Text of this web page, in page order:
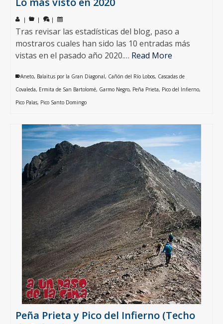
| | |
Tras revisar las estadísticas del blog, paso a
mostraros cuales han sido las 10 entradas más
vistas en el pasado año 2020.… Read More
Aneto, Balaitus por la Gran Diagonal, Cañón del Río Lobos, Cascadas de
Covaleda, Ermita de San Bartolomé, Garmo Negro, Peña Prieta, Pico del Infierno,
Pico Palas, Pico Santo Domingo
Peña Prieta y Pico del Infierno (Techo